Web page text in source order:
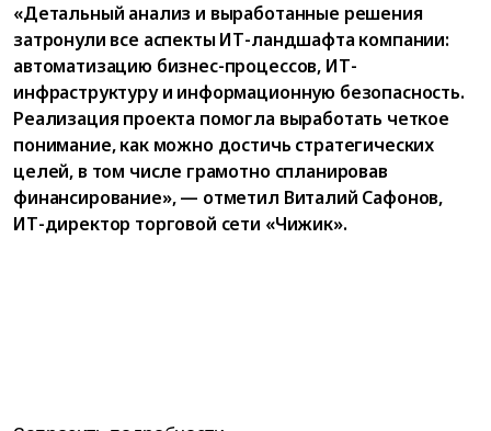
«Детальный анализ и выработанные решения
затронули все аспекты ИТ-ландшафта компании:
автоматизацию бизнес-процессов, ИТ-
инфраструктуру и информационную безопасность.
Реализация проекта помогла выработать четкое
понимание, как можно достичь стратегических
целей, в том числе грамотно спланировав
финансирование», — отметил Виталий Сафонов,
ИТ-директор торговой сети «Чижик».